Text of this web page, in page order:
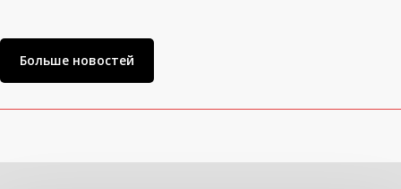
Больше новостей